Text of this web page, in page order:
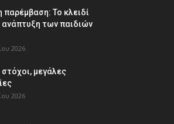
παρέμβαση: Το κλειδί
ανάπτυξη των παιδιών
2026
στόχοι, μεγάλες
2026